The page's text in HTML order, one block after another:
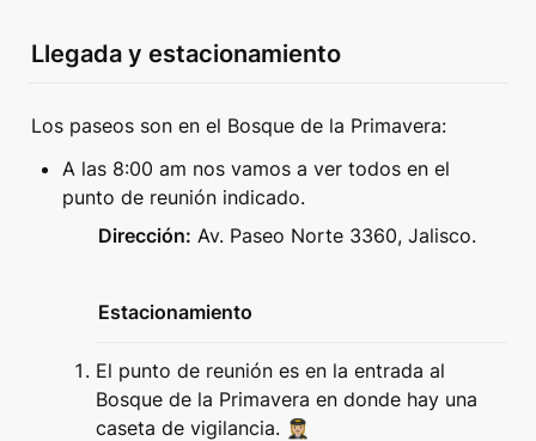
Llegada y estacionamiento
Los paseos son en el Bosque de la Primavera:
A las 8:00 am nos vamos a ver todos en el
punto de reunión indicado.
Dirección: Av. Paseo Norte 3360, Jalisco.
Estacionamiento
El punto de reunión es en la entrada al
Bosque de la Primavera en donde hay una
caseta de vigilancia. 👩🏼‍✈️